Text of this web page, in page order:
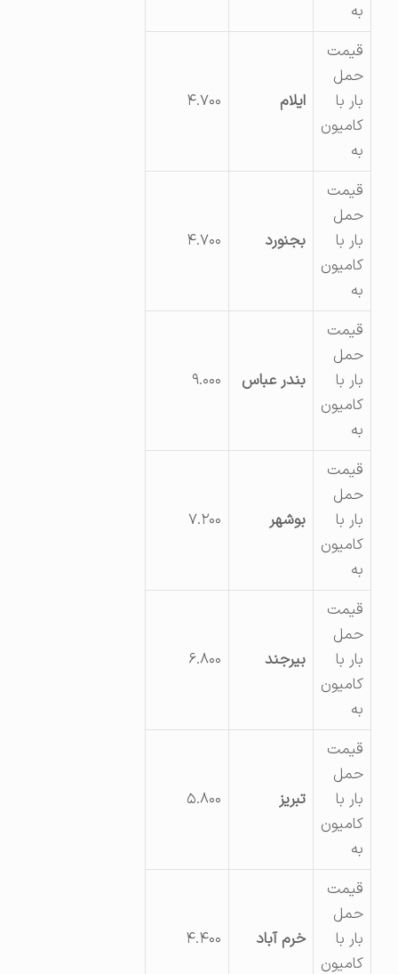
قیمت
حمل
کامیون
۴.۷۰۰
قیمت
حمل
کامیون
بجنورد ۴.۷۰۰
قیمت
حمل
کامیون
بندر عباس ۹.۰۰۰
قیمت
حمل
کامیون
بوشهر ۷.۲۰۰
قیمت
حمل
کامیون
بیرجند ۶.۸۰۰
قیمت
حمل
کامیون
۵.۸۰۰
قیمت
حمل
کامیون
خرم آباد ۴.۴۰۰